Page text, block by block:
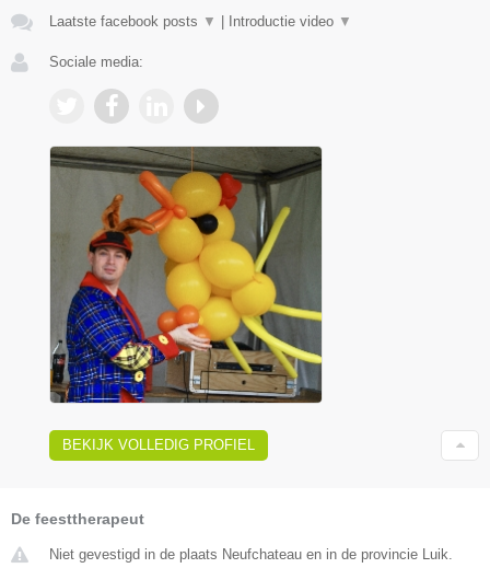
Laatste facebook posts ▼ Introductie video ▼
Sociale media:
BEKIJK VOLLEDIG PROFIEL
De feesttherapeut
Niet gevestigd in de plaats Neufchateau en in de provincie Luik.